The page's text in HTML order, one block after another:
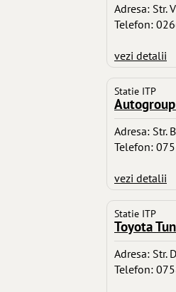
Adresa: Str.
Telefon:
vezi detalii
Statie ITP
Adresa: Str.
Telefon:
vezi detalii
Statie ITP
Toyota
Adresa: Str.
Telefon: